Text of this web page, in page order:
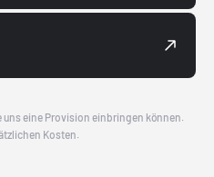
eine Provision einbringen können.
Kosten.